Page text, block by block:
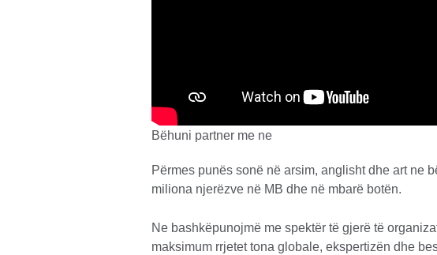
Bëhuni partner me ne
Përmes punës sonë në arsim, anglisht dhe art ne
miliona njerëzve në MB dhe në mbarë botën.
Ne bashkëpunojmë me spektër të gjerë të
maksimum rrjetet tona globale, ekspertizën dhe